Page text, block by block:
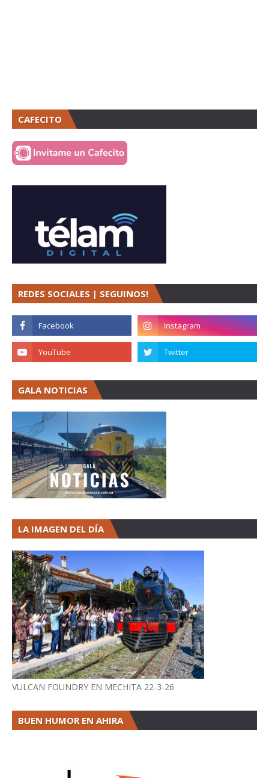
CAFECITO
REDES SOCIALES | SEGUINOS!
GALA NOTICIAS
LA IMAGEN DEL DÍA
VULCAN FOUNDRY EN MECHITA 22-3-26
BUEN HUMOR EN AHIRA